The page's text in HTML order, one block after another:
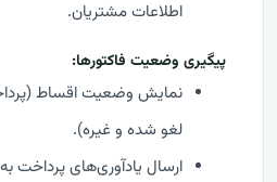
اطلاعات مشتریان.
پیگیری وضعیت فاکتورها:
نمایش وضعیت اقساط
لغو شده و غیره).
ارسال یادآوری‌های پرداخت